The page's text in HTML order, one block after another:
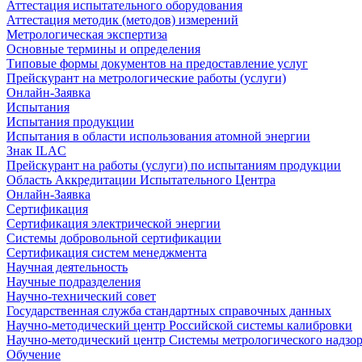
Аттестация испытательного оборудования
Аттестация методик (методов) измерений
Метрологическая экспертиза
Основные термины и определения
Типовые формы документов на предоставление услуг
Прейскурант на метрологические работы (услуги)
Онлайн-Заявка
Испытания
Испытания продукции
Испытания в области использования атомной энергии
Знак ILAC
Прейскурант на работы (услуги) по испытаниям продукции
Область Аккредитации Испытательного Центра
Онлайн-Заявка
Сертификация
Сертификация электрической энергии
Системы добровольной сертификации
Сертификация систем менеджмента
Научная деятельность
Научные подразделения
Научно-технический совет
Государственная служба стандартных справочных данных
Научно-методический центр Российской системы калибровки
Научно-методический центр Системы метрологического
Обучение